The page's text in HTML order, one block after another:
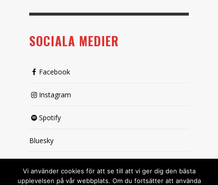
SOCIALA MEDIER
Facebook
Instagram
Spotify
Bluesky
Vi använder cookies för att se till att vi ger dig den bästa
upplevelsen på vår webbplats. Om du fortsätter att använda